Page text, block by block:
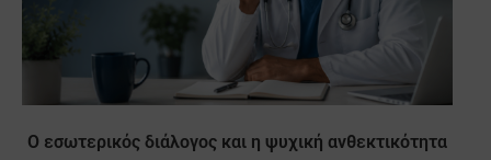
Ο εσωτερικός διάλογος και η ψυχική ανθεκτικότητα